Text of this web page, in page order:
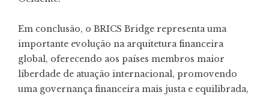
Em conclusão, o BRICS Bridge representa uma
importante evolução na arquitetura financeira
global, oferecendo aos países membros maior
liberdade de atuação internacional, promovendo
uma governança financeira mais justa e equilibrada,